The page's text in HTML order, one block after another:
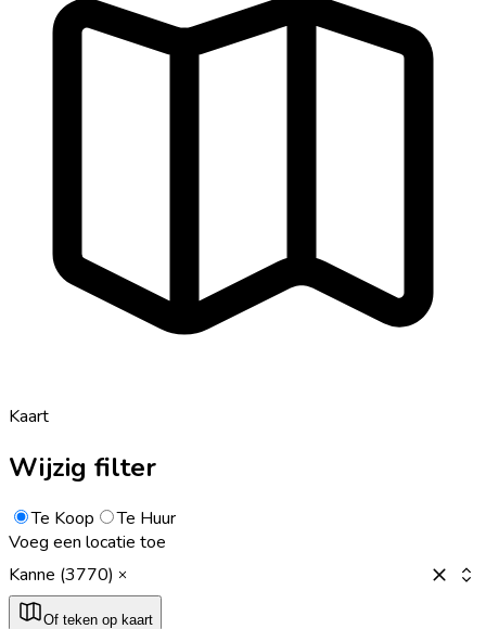
Kaart
Wijzig filter
Te Koop
Te Huur
Voeg een locatie toe
Kanne (3770)
Of teken op kaart